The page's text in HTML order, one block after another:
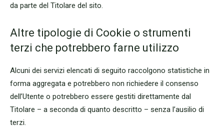
da parte del Titolare del sito.
Altre tipologie di Cookie o strumenti
terzi che potrebbero farne utilizzo
Alcuni dei servizi elencati di seguito raccolgono statistiche in
forma aggregata e potrebbero non richiedere il consenso
dell’Utente o potrebbero essere gestiti direttamente dal
Titolare – a seconda di quanto descritto – senza l’ausilio di
terzi.